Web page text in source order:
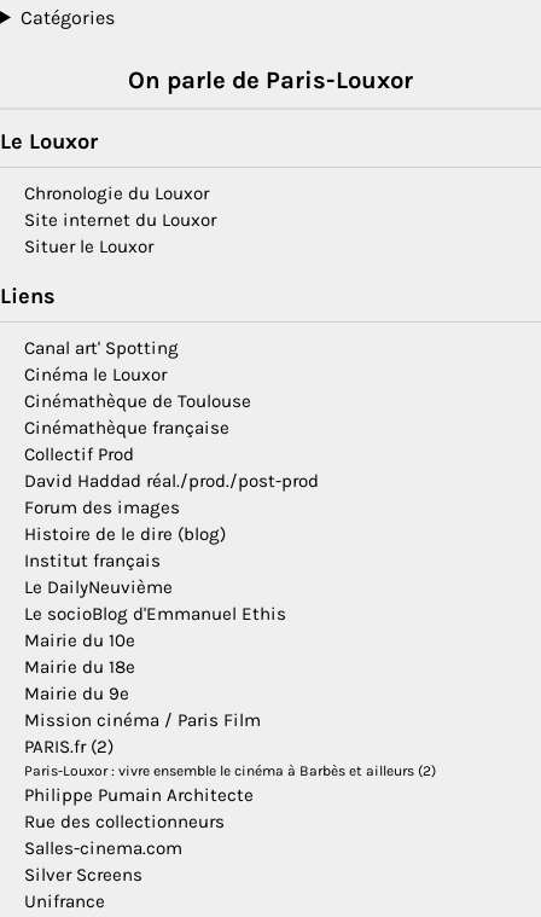
Catégories
On parle de Paris-Louxor
Le Louxor
Chronologie du Louxor
Site internet du Louxor
Situer le Louxor
Liens
Canal art' Spotting
Cinéma le Louxor
Cinémathèque de Toulouse
Cinémathèque française
Collectif Prod
David Haddad réal./prod./post-prod
Forum des images
Histoire de le dire (blog)
Institut français
Le DailyNeuvième
Le socioBlog d'Emmanuel Ethis
Mairie du 10e
Mairie du 18e
Mairie du 9e
Mission cinéma / Paris Film
PARIS.fr (2)
Paris-Louxor : vivre ensemble le cinéma à Barbès et ailleurs (2)
Philippe Pumain Architecte
Rue des collectionneurs
Salles-cinema.com
Silver Screens
Unifrance